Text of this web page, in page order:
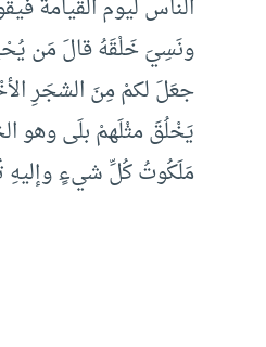
الناس ليوم القيامة
ونَسِيَ خَلْقَهُ قالَ مَن
جعَلَ لكمْ مِنَ الشجَرِ
يَخْلُقَ مثْلَهمْ بلَى وهو
مَلَكُوتُ كُلِّ شيءٍ وإليهِ